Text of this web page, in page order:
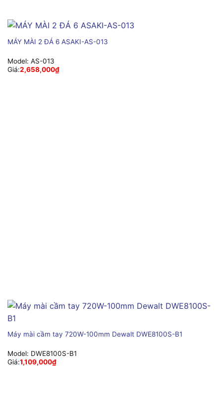
MÁY MÀI 2 ĐÁ 6 ASAKI-AS-013
Model: AS-013
Giá:2,658,000₫
Máy mài cầm tay 720W-100mm Dewalt DWE8100S-B1
Model: DWE8100S-B1
Giá:1,109,000₫